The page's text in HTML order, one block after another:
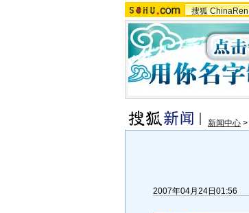
搜狐 ChinaRen
新闻中心 >
2007年04月24日01:56